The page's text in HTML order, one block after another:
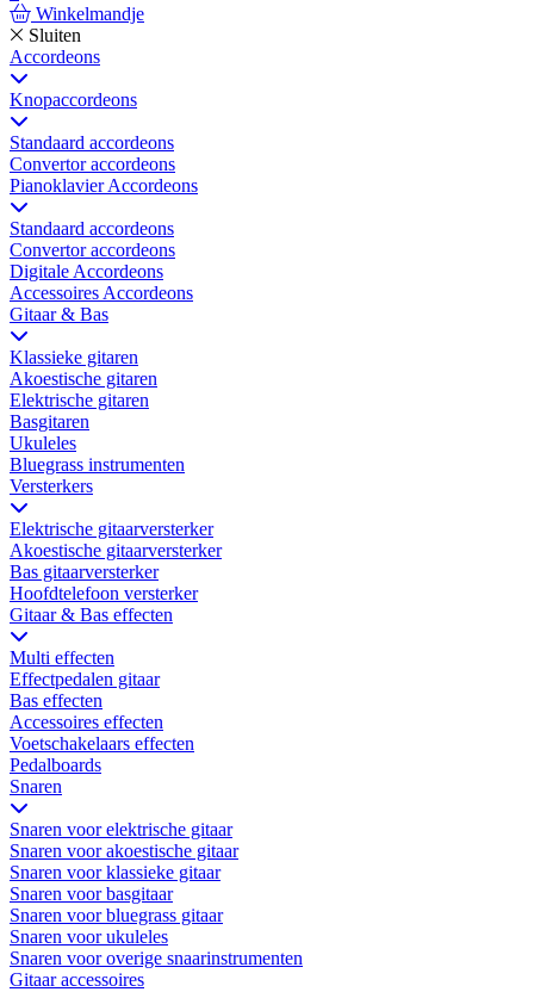
Winkelmandje
Sluiten
Accordeons
Knopaccordeons
Standaard accordeons
Convertor accordeons
Pianoklavier Accordeons
Standaard accordeons
Convertor accordeons
Digitale Accordeons
Accessoires Accordeons
Gitaar & Bas
Klassieke gitaren
Akoestische gitaren
Elektrische gitaren
Basgitaren
Ukuleles
Bluegrass instrumenten
Versterkers
Elektrische gitaarversterker
Akoestische gitaarversterker
Bas gitaarversterker
Hoofdtelefoon versterker
Gitaar & Bas effecten
Multi effecten
Effectpedalen gitaar
Bas effecten
Accessoires effecten
Voetschakelaars effecten
Pedalboards
Snaren
Snaren voor elektrische gitaar
Snaren voor akoestische gitaar
Snaren voor klassieke gitaar
Snaren voor basgitaar
Snaren voor bluegrass gitaar
Snaren voor ukuleles
Snaren voor overige snaarinstrumenten
Gitaar accessoires